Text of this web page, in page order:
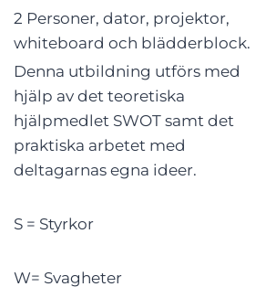
2 Personer, dator, projektor,
whiteboard och blädderblock.
Denna utbildning utförs med
hjälp av det teoretiska
hjälpmedlet SWOT samt det
praktiska arbetet med
deltagarnas egna ideer.
S = Styrkor
W= Svagheter